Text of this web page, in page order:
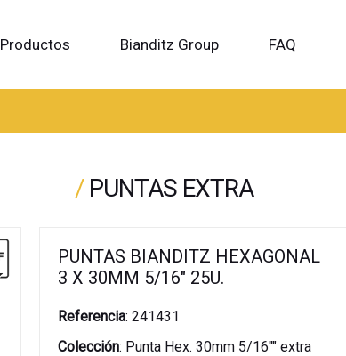
Productos Bianditz Group FAQ
/ PUNTAS EXTRA
PUNTAS BIANDITZ HEXAGONAL
3 X 30MM 5/16" 25U.
Referencia: 241431
Colección: Punta Hex. 30mm 5/16"" extra